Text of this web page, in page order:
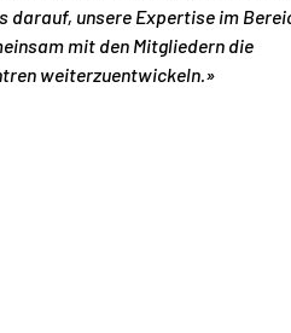
darauf, unsere Expertise im
mit den Mitgliedern die
weiterzuentwickeln.»